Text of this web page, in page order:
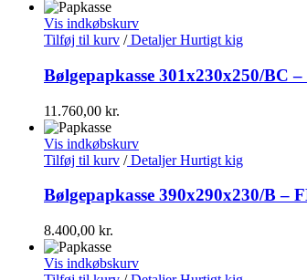
Vis indkøbskurv
Tilføj til kurv /DetaljerHurtigt kig
Bølgepapkasse 301x230x250/BC
11.760,00 kr.
Vis indkøbskurv
Tilføj til kurv /DetaljerHurtigt kig
Bølgepapkasse 390x290x230/B –
8.400,00 kr.
Vis indkøbskurv